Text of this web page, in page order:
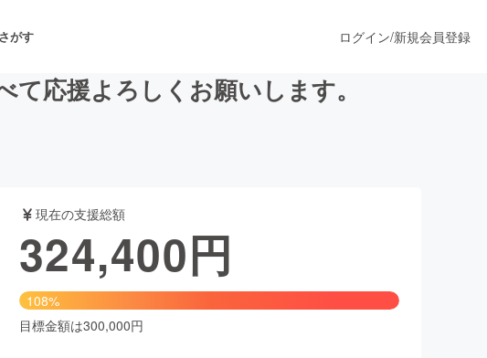
がす
ーマンス
ファッション
ログイン/新規会員登録
応援よろしくお願いします。
現在の支援総額
324,400円
108%
目標金額は300,000円